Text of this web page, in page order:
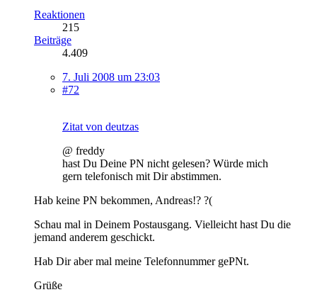
Reaktionen
215
Beiträge
4.409
7. Juli 2008 um 23:03
#72
Zitat von deutzas
@ freddy
hast Du Deine PN nicht gelesen? Würde mich
gern telefonisch mit Dir abstimmen.
Hab keine PN bekommen, Andreas!? ?(
Schau mal in Deinem Postausgang. Vielleicht hast Du die
jemand anderem geschickt.
Hab Dir aber mal meine Telefonnummer gePNt.
Grüße